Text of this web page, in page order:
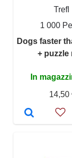
Trefl
1 000
Dogs faster
+ puzzle
In
14,50